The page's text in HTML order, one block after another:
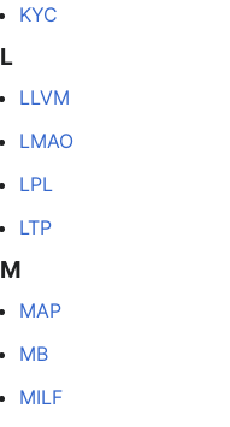
KYC
L
LLVM
LMAO
LPL
LTP
M
MAP
MB
MILF